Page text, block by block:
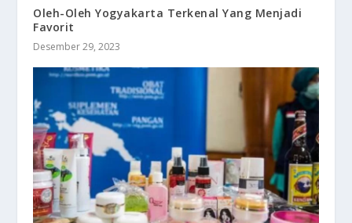
Oleh-Oleh Yogyakarta Terkenal Yang Menjadi
Favorit
Desember 29, 2023